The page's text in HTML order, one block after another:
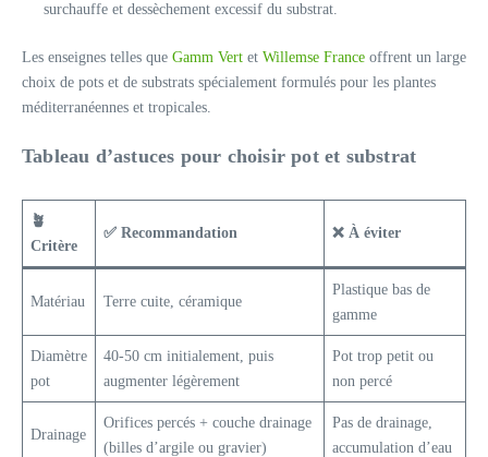
surchauffe et dessèchement excessif du substrat.
Les enseignes telles que Gamm Vert et Willemse France offrent un large
choix de pots et de substrats spécialement formulés pour les plantes
méditerranéennes et tropicales.
Tableau d’astuces pour choisir pot et substrat
🪴
Critère
✅ Recommandation ❌ À éviter
Matériau Terre cuite, céramique
Plastique bas de
gamme
Diamètre
pot
40-50 cm initialement, puis
augmenter légèrement
Pot trop petit ou
non percé
Drainage
Orifices percés + couche drainage
(billes d’argile ou gravier)
Pas de drainage,
accumulation d’eau